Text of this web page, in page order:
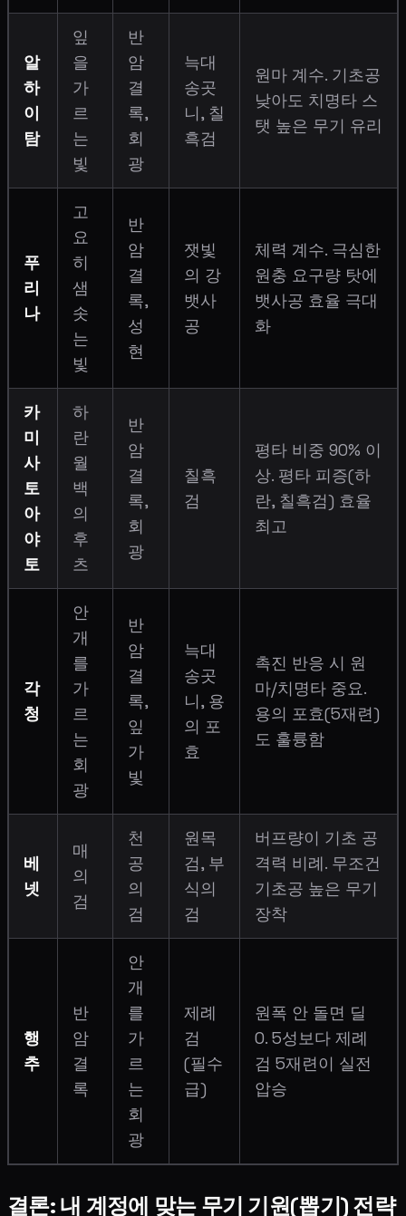
알
하
이
탐
잎
을
가
르
는
빛
반
암
결
록,
회
광
늑대
송곳
니, 칠
흑검
원마 계수. 기초공
낮아도 치명타 스
탯 높은 무기 유리
푸
리
나
고
요
히
샘
솟
는
빛
반
암
결
록,
성
현
잿빛
의 강
뱃사
공
체력 계수. 극심한
원충 요구량 탓에
뱃사공 효율 극대
화
카
미
사
토
아
야
토
하
란
월
백
의
후
츠
반
암
결
록,
회
광
칠흑
검
평타 비중 90% 이
상. 평타 피증(하
란, 칠흑검) 효율
최고
각
청
안
개
를
가
르
는
회
광
반
암
결
록,
잎
가
빛
늑대
송곳
니, 용
의 포
효
촉진 반응 시 원
마/치명타 중요.
용의 포효(5재련)
도 훌륭함
베
넷
매
의
검
천
공
의
검
원목
검, 부
식의
검
버프량이 기초 공
격력 비례. 무조건
기초공 높은 무기
장착
행
추
반
암
결
록
안
개
를
가
르
는
회
광
제례
검
(필수
급)
원폭 안 돌면 딜
0. 5성보다 제례
검 5재련이 실전
압승
결론: 내 계정에 맞는 무기 기원(뽑기) 전략